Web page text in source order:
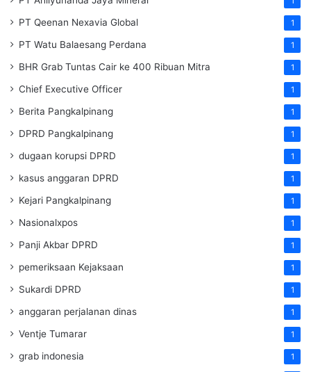
PT Qeenan Nexavia Global 1
PT Watu Balaesang Perdana 1
BHR Grab Tuntas Cair ke 400 Ribuan Mitra 1
Chief Executive Officer 1
Berita Pangkalpinang 1
DPRD Pangkalpinang 1
dugaan korupsi DPRD 1
kasus anggaran DPRD 1
Kejari Pangkalpinang 1
Nasionalxpos 1
Panji Akbar DPRD 1
pemeriksaan Kejaksaan 1
Sukardi DPRD 1
anggaran perjalanan dinas 1
Ventje Tumarar 1
grab indonesia 1